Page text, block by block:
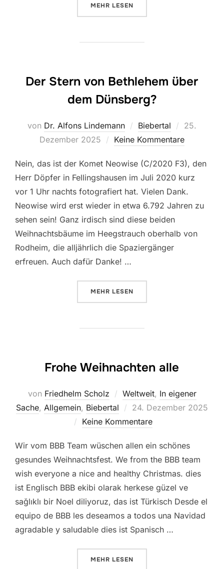
MEHR ÜBER „DANKE EKKEHARDT! EIN
LESEN
Der Stern von Bethlehem über
dem Dünsberg?
von Dr. Alfons Lindemann Biebertal
am
25.
Dezember 2025
Keine Kommentare
Nein, das ist der Komet Neowise (C/2020 F3), den
Herr Döpfer in Fellingshausen im Juli 2020 kurz
vor 1 Uhr nachts fotografiert hat. Vielen Dank.
Neowise wird erst wieder in etwa 6.792 Jahren zu
sehen sein! Ganz irdisch sind diese beiden
Weihnachtsbäume im Heegstrauch oberhalb von
Rodheim, die alljährlich die Spaziergänger
erfreuen. Auch dafür Danke! …
MEHR ÜBER „DER STERN VON
LESEN
Frohe Weihnachten alle
von Friedhelm Scholz Weltweit, In eigener
Sache, Allgemein, Biebertal
Veröffentlicht
am
24. Dezember 2025
Keine Kommentare
Wir vom BBB Team wüschen allen ein schönes
gesundes Weihnachtsfest. We from the BBB team
wish everyone a nice and healthy Christmas. dies
ist Englisch BBB ekibi olarak herkese güzel ve
sağlıklı bir Noel diliyoruz, das ist Türkisch Desde el
equipo de BBB les deseamos a todos una Navidad
agradable y saludable dies ist Spanisch …
MEHR ÜBER „FROHE WEIHNACHTEN
LESEN